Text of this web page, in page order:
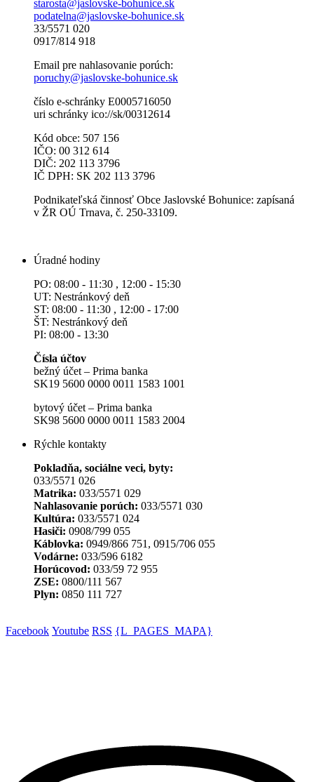
starosta@jaslovske-bohunice.sk
podatelna@jaslovske-bohunice.sk
33/5571 020
0917/814 918
Email pre nahlasovanie porúch:
poruchy@jaslovske-bohunice.sk
číslo e-schránky E0005716050
uri schránky ico://sk/00312614
Kód obce: 507 156
IČO: 00 312 614
DIČ: 202 113 3796
IČ DPH: SK 202 113 3796
Podnikateľská činnosť Obce Jaslovské Bohunice: zapísaná
v ŽR OÚ Trnava, č. 250-33109.
Úradné hodiny
PO: 08:00 - 11:30 , 12:00 - 15:30
UT: Nestránkový deň
ST: 08:00 - 11:30 , 12:00 - 17:00
ŠT: Nestránkový deň
PI: 08:00 - 13:30
Čísla účtov
bežný účet – Prima banka
SK19 5600 0000 0011 1583 1001
bytový účet – Prima banka
SK98 5600 0000 0011 1583 2004
Rýchle kontakty
Pokladňa, sociálne veci, byty:
033/5571 026
Matrika: 033/5571 029
Nahlasovanie porúch: 033/5571 030
Kultúra: 033/5571 024
Hasiči: 0908/799 055
Káblovka: 0949/866 751, 0915/706 055
Vodárne: 033/596 6182
Horúcovod: 033/59 72 955
ZSE: 0800/111 567
Plyn: 0850 111 727
Facebook Youtube RSS {L_PAGES_MAPA}